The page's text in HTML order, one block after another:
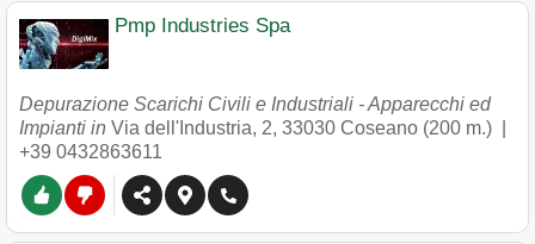
Pmp Industries Spa
Depurazione Scarichi Civili e Industriali - Apparecchi ed
Impianti in Via dell'Industria, 2, 33030 Coseano (200 m.) |
+39 0432863611